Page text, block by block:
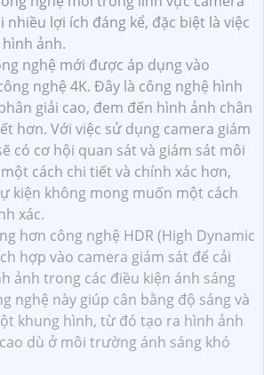
nhiều lợi ích đáng kể, đặc biệt là việc
ảnh.
nghệ mới được áp dụng vào
nghệ 4K. Đây là công nghệ hình
giải cao, đem đến hình ảnh chân
hơn. Với việc sử dụng camera giám
có cơ hội quan sát và giám sát môi
cách chi tiết và chính xác hơn,
kiện không mong muốn một cách
xác.
hơn công nghệ HDR (High Dynamic
hợp vào camera giám sát để cải
ảnh trong các điều kiện ánh sáng
nghệ này giúp cân bằng độ sáng và
khung hình, từ đó tạo ra hình ảnh
dù ở môi trường ánh sáng khó